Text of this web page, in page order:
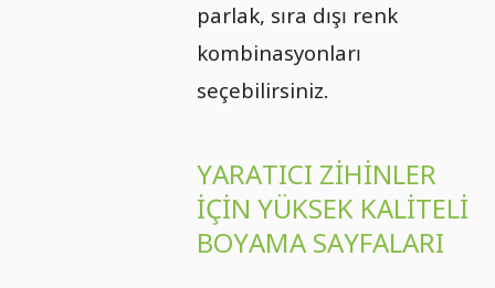
parlak, sıra dışı renk
kombinasyonları
seçebilirsiniz.
YARATICI ZIHINLER
IÇIN YÜKSEK KALITELI
BOYAMA SAYFALARI